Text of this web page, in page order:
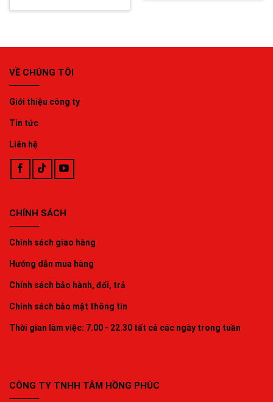
CÔNG TY TNHH TÂM HỒNG PHÚC
VỀ CHÚNG TÔI
Giới thiệu công ty
Tin tức
Liên hệ
CHÍNH SÁCH
Chính sách giao hàng
Hướng dẫn mua hàng
Chính sách bảo hành, đổi, trả
Chính sách bảo mật thông tin
Thời gian làm việc: 7.00 - 22.30 tất cả các ngày trong tuần